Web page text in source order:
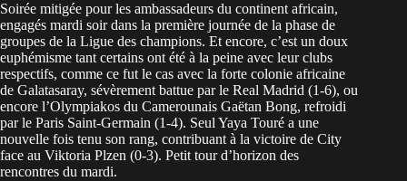
Soirée mitigée pour les ambassadeurs du continent africain,
engagés mardi soir dans la première journée de la phase de
groupes de la Ligue des champions. Et encore, c’est un doux
euphémisme tant certains ont été à la peine avec leur clubs
respectifs, comme ce fut le cas avec la forte colonie africaine
de Galatasaray, sévèrement battue par le Real Madrid (1-6), ou
encore l’Olympiakos du Camerounais Gaëtan Bong, refroidi
par le Paris Saint-Germain (1-4). Seul Yaya Touré a une
nouvelle fois tenu son rang, contribuant à la victoire de City
face au Viktoria Plzen (0-3). Petit tour d’horizon des
rencontres du mardi.